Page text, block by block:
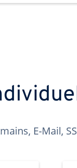
E-Mail,